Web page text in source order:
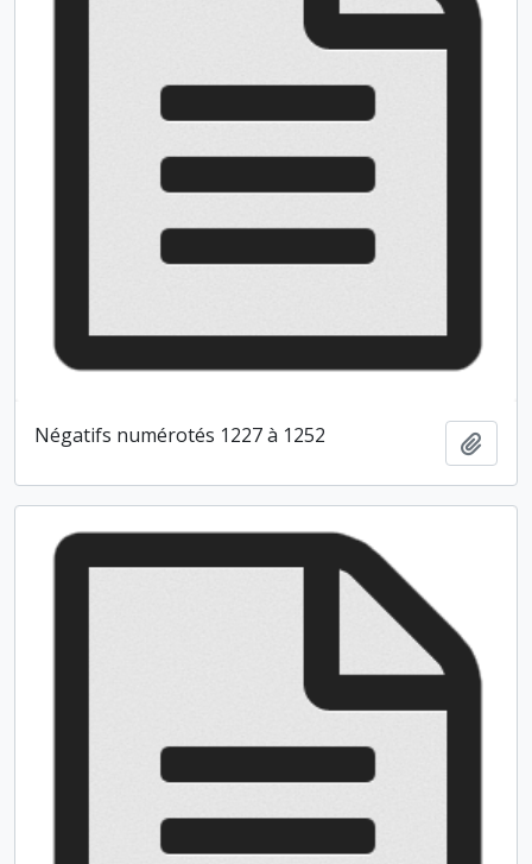
Négatifs numérotés 1227 à 1252